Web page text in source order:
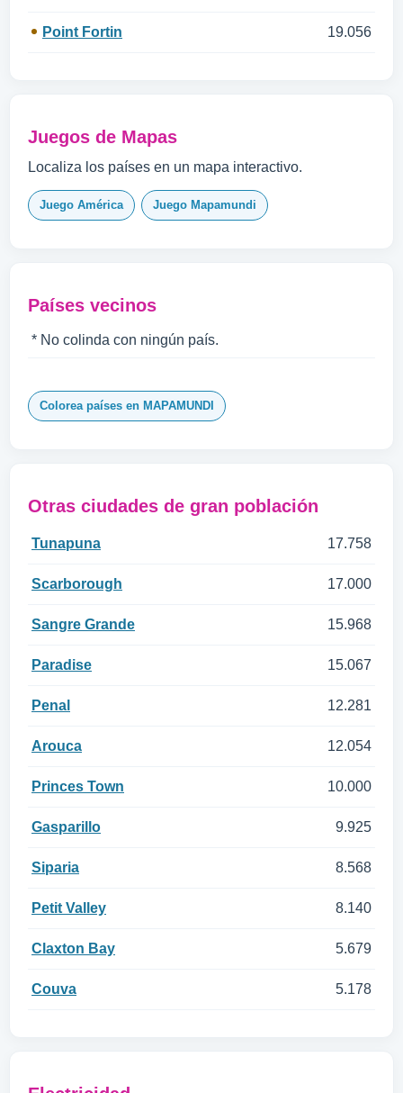
Point Fortin 19.056
Juegos de Mapas
Localiza los países en un mapa interactivo.
Juego América Juego Mapamundi
Países vecinos
* No colinda con ningún país.
Colorea países en MAPAMUNDI
Otras ciudades de gran población
Tunapuna 17.758
Scarborough 17.000
Sangre Grande 15.968
Paradise 15.067
Penal 12.281
Arouca 12.054
Princes Town 10.000
Gasparillo 9.925
Siparia 8.568
Petit Valley 8.140
Claxton Bay 5.679
Couva 5.178